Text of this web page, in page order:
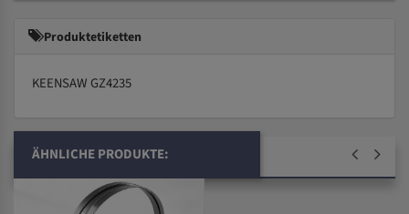
Produktetiketten
KEENSAW GZ4235
ÄHNLICHE PRODUKTE: